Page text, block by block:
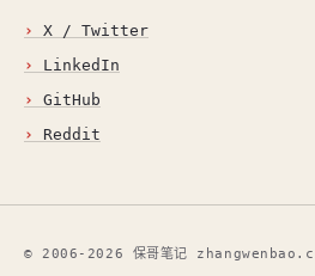
X / Twitter
LinkedIn
GitHub
Reddit
© 2006-2026 保哥笔记